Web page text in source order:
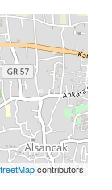
contributors